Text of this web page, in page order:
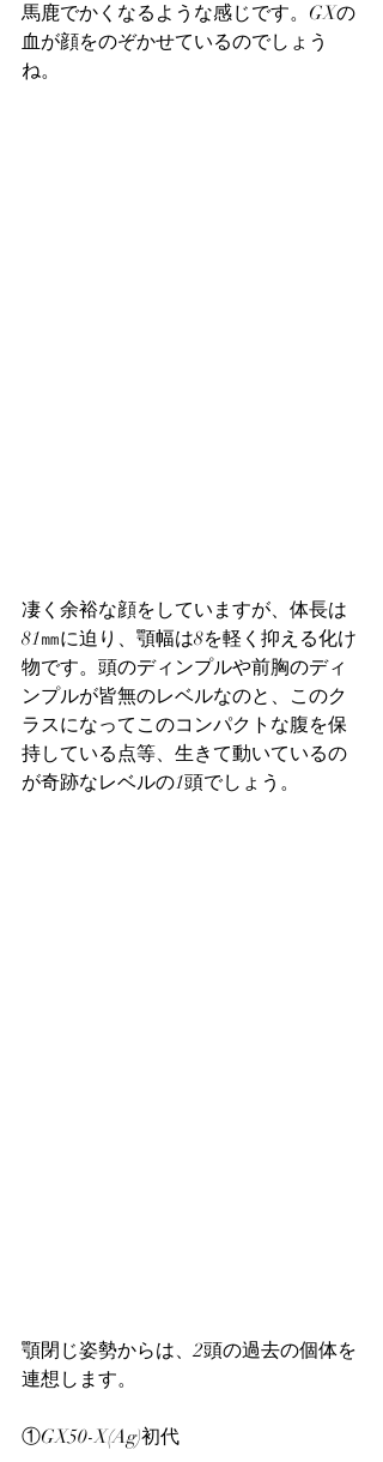
馬鹿でかくなるような感じです。GXの
血が顔をのぞかせているのでしょう
ね。
凄く余裕な顔をしていますが、体長は
81㎜に迫り、顎幅は8を軽く抑える化け
物です。頭のディンプルや前胸のディ
ンプルが皆無のレベルなのと、このク
ラスになってこのコンパクトな腹を保
持している点等、生きて動いているの
が奇跡なレベルの1頭でしょう。
顎閉じ姿勢からは、2頭の過去の個体を
連想します。
①GX50-X(Ag)初代